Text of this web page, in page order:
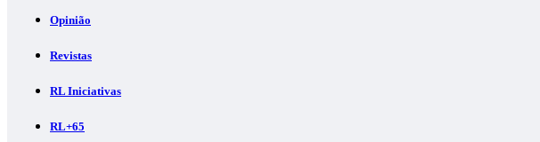
Opinião
Revistas
RL Iniciativas
RL+65